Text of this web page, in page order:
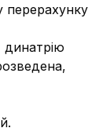
перерахунку
динатрію